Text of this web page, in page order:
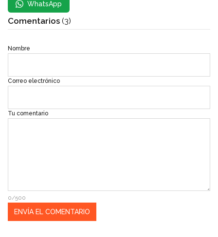
WhatsApp
Comentarios (3)
Nombre
Correo electrónico
Tu comentario
0/500